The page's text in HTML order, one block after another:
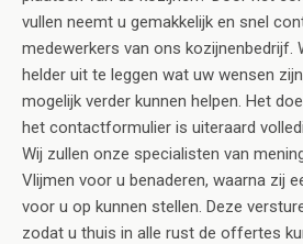
vullen neemt u gemakkelijk en snel
medewerkers van ons kozijnenbedrijf.
helder uit te leggen wat uw wensen
mogelijk verder kunnen helpen. Het
het contactformulier is uiteraard
Wij zullen onze specialisten van
Vlijmen voor u benaderen, waarna zij
voor u op kunnen stellen. Deze
zodat u thuis in alle rust de offertes